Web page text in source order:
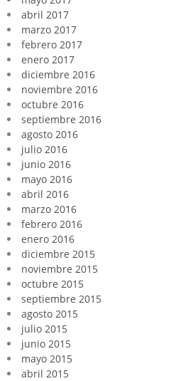
abril 2017
marzo 2017
febrero 2017
enero 2017
diciembre 2016
noviembre 2016
octubre 2016
septiembre 2016
agosto 2016
julio 2016
junio 2016
mayo 2016
abril 2016
marzo 2016
febrero 2016
enero 2016
diciembre 2015
noviembre 2015
octubre 2015
septiembre 2015
agosto 2015
julio 2015
junio 2015
mayo 2015
abril 2015